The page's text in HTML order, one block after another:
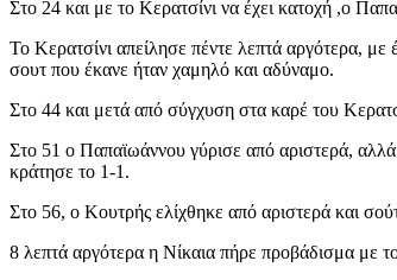
Στο 24 και με το Κερατσίνι να έχει κατοχή ,ο
Το Κερατσίνι απείλησε πέντε λεπτά αργότερα,
σουτ που έκανε ήταν χαμηλό και αδύναμο.
Στο 44 και μετά από σύγχυση στα καρέ του
Στο 51 ο Παπαϊωάννου γύρισε από αριστερά,
κράτησε το 1-1.
Στο 56, ο Κουτρής ελίχθηκε από αριστερά και
8 λεπτά αργότερα η Νίκαια πήρε προβάδισμα με